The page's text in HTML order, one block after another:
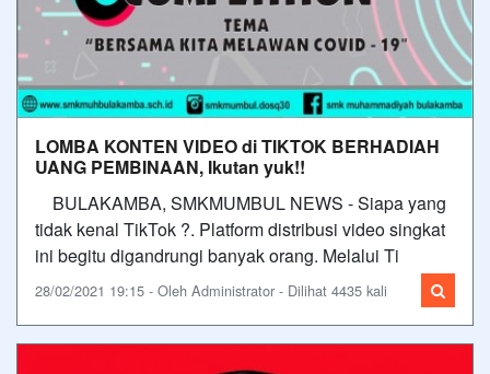
LOMBA KONTEN VIDEO di TIKTOK BERHADIAH
UANG PEMBINAAN, Ikutan yuk!!
BULAKAMBA, SMKMUMBUL NEWS - Siapa yang
tidak kenal TikTok ?. Platform distribusi video singkat
ini begitu digandrungi banyak orang. Melalui Ti
28/02/2021 19:15 - Oleh Administrator - Dilihat 4435 kali